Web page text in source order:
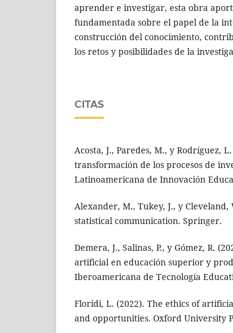
aprender e investigar, esta obra
fundamentada sobre el papel de la
construcción del conocimiento,
los retos y posibilidades de la
CITAS
Acosta, J., Paredes, M., y Rodríguez,
transformación de los procesos de
Latinoamericana de Innovación
Alexander, M., Tukey, J., y
statistical communication. Springer.
Demera, J., Salinas, P., y Gómez, R.
artificial en educación superior y
Iberoamericana de Tecnología
Floridi, L. (2022). The ethics of
and opportunities. Oxford University